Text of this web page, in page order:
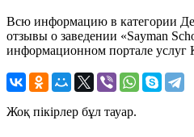
Всю информацию в категории
отзывы о заведении «Sayman
информационном портале услуг
Жоқ пікірлер бұл тауар.